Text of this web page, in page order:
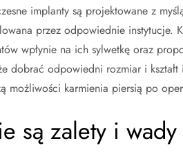
implanty są projektowane z
przez odpowiednie instytucje.
wpłynie na ich sylwetkę oraz
dobrać odpowiedni rozmiar i
możliwości karmienia piersią po
są zalety i